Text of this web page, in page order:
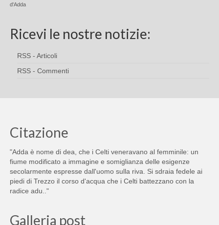
d'Adda
Ricevi le nostre notizie:
RSS - Articoli
RSS - Commenti
Citazione
"Adda è nome di dea, che i Celti veneravano al femminile: un
fiume modificato a immagine e somiglianza delle esigenze
secolarmente espresse dall'uomo sulla riva. Si sdraia fedele ai
piedi di Trezzo il corso d'acqua che i Celti battezzano con la
radice adu.."
Galleria post